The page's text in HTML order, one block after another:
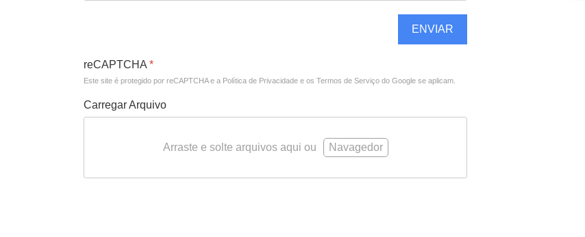
ENVIAR
reCAPTCHA *
Este site é protegido por reCAPTCHA e a Política de Privacidade e os Termos de Serviço do Google se aplicam.
Carregar Arquivo
Arraste e solte arquivos aqui ou Navagedor